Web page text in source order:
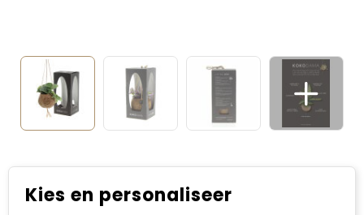
Kies en personaliseer